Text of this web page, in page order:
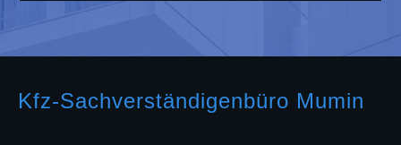
Kfz-Sachverständigenbüro Mumin